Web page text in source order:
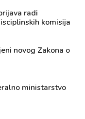
radi
komisija
novog Zakona o
ministarstvo